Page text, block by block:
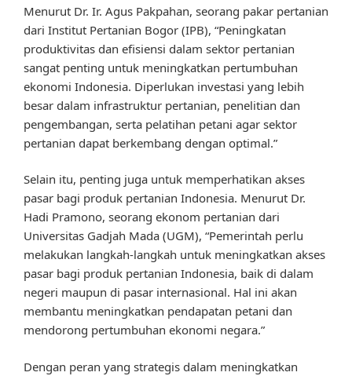
Menurut Dr. Ir. Agus Pakpahan, seorang pakar pertanian
dari Institut Pertanian Bogor (IPB), “Peningkatan
produktivitas dan efisiensi dalam sektor pertanian
sangat penting untuk meningkatkan pertumbuhan
ekonomi Indonesia. Diperlukan investasi yang lebih
besar dalam infrastruktur pertanian, penelitian dan
pengembangan, serta pelatihan petani agar sektor
pertanian dapat berkembang dengan optimal.”
Selain itu, penting juga untuk memperhatikan akses
pasar bagi produk pertanian Indonesia. Menurut Dr.
Hadi Pramono, seorang ekonom pertanian dari
Universitas Gadjah Mada (UGM), “Pemerintah perlu
melakukan langkah-langkah untuk meningkatkan akses
pasar bagi produk pertanian Indonesia, baik di dalam
negeri maupun di pasar internasional. Hal ini akan
membantu meningkatkan pendapatan petani dan
mendorong pertumbuhan ekonomi negara.”
Dengan peran yang strategis dalam meningkatkan